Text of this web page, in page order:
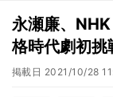
永瀬廉、
格時代劇初挑
掲載日 2021/10/28